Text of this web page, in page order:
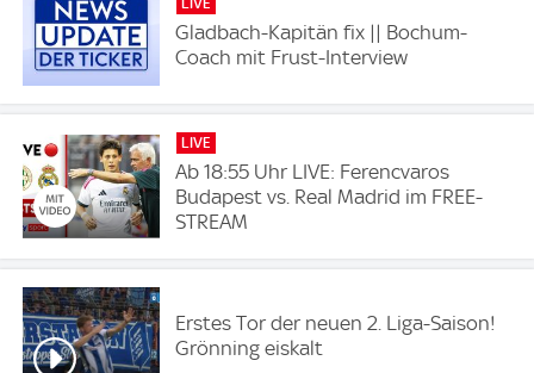
Gladbach-Kapitän fix || Bochum-
Coach mit Frust-Interview
LIVE
Ab 18:55 Uhr LIVE: Ferencvaros
Budapest vs. Real Madrid im FREE-
STREAM
Erstes Tor der neuen 2. Liga-Saison!
Grönning eiskalt